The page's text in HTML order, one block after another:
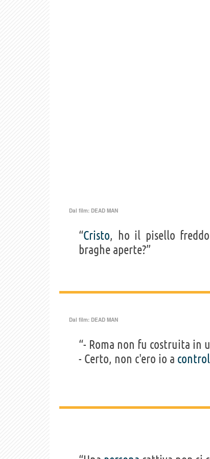
Dal film: DEAD MAN
“Cristo, ho il pisello
braghe aperte?”
Dal film: DEAD MAN
“- Roma non fu costruita in
- Certo, non c'ero io a